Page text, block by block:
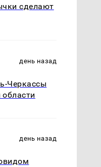
сделают
день назад
Черкассы
день назад